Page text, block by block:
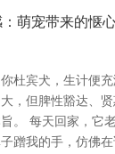
萌宠带来的惬
杜宾犬，生计便
，但脾性豁达、
。 每天回家，它
蹭我的手，仿佛在